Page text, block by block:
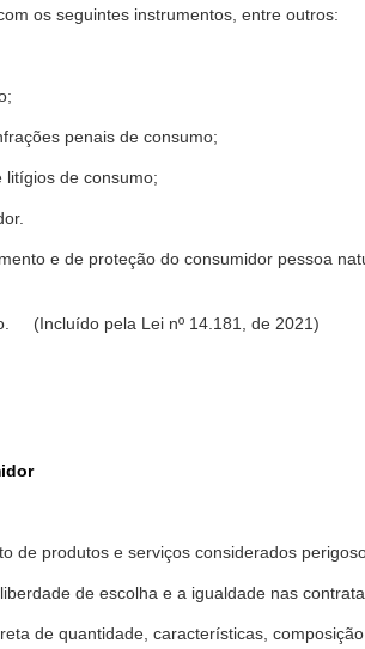
os seguintes instrumentos, entre outros:
penais de consumo;
litígios de consumo;
e de proteção do consumidor pessoa
(Incluído pela Lei nº 14.181, de 2021)
de produtos e serviços considerados
de escolha e a igualdade nas
de quantidade, características,